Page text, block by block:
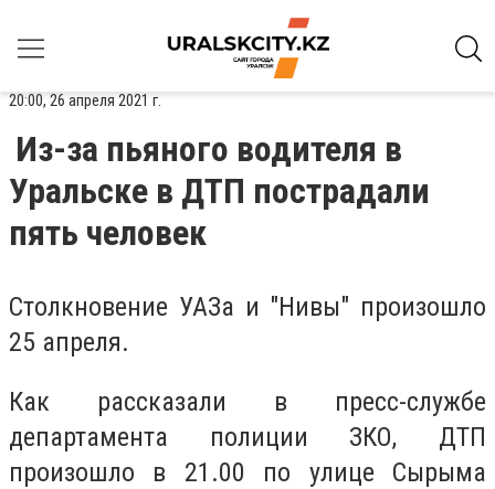
20:00, 26 апреля 2021 г.
Из-за пьяного водителя в
Уральске в ДТП пострадали
пять человек
Столкновение УАЗа и "Нивы" произошло
25 апреля.
Как рассказали в пресс-службе
департамента полиции ЗКО, ДТП
произошло в 21.00 по улице Сырыма